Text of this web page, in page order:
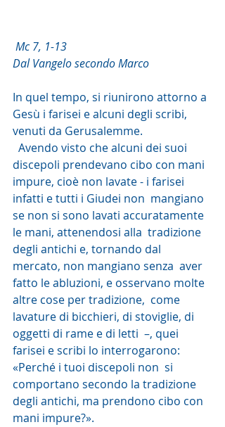
Mc 7, 1-13
Dal Vangelo secondo Marco
In quel tempo, si riunirono attorno a
Gesù i farisei e alcuni degli scribi,
venuti da Gerusalemme.
discepoli prendevano cibo con mani
impure, cioè non lavate - i farisei
infatti e tutti i Giudei non  mangiano
se non si sono lavati accuratamente
le mani, attenendosi alla  tradizione
degli antichi e, tornando dal
mercato, non mangiano senza  aver
fatto le abluzioni, e osservano molte
altre cose per tradizione,  come
lavature di bicchieri, di stoviglie, di
oggetti di rame e di letti  –, quei
farisei e scribi lo interrogarono:
«Perché i tuoi discepoli non  si
comportano secondo la tradizione
degli antichi, ma prendono cibo con
mani impure?».